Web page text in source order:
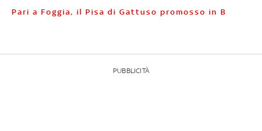
Pari a Foggia, il Pisa di Gattuso promosso in B
PUBBLICITÀ